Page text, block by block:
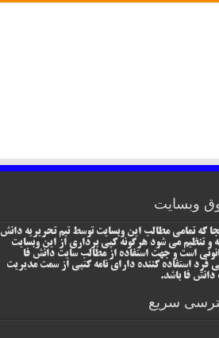
وبسایت
که تمامی مطالب این وبسایت توسط تیم تحریریه دانش
و تنظیم می شود هرگونه کپی برداری از این وبسایت
است و جهت استفاده از مطالب سایت دانش فا
فرد استفاده کننده دارای نامه کتبی از سمت مدیریت
دانش فا باشد.
سریع